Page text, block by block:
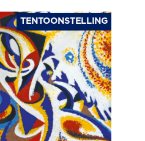
TENTOONSTELLING